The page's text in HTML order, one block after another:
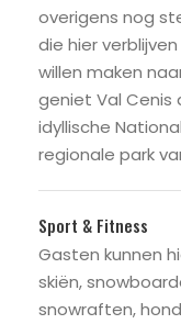
overigens nog
die hier
willen maken
geniet Val Cenis
idyllische
regionale park
Sport & Fitness
Gasten kunnen
skiën,
snowraften,